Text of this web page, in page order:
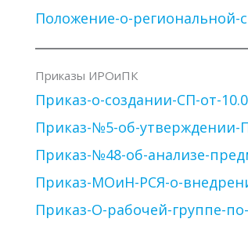
Положение-о-региональной-
Приказы ИРОиПК
Приказ-о-создании-СП-от-
Приказ-№5-об-утверждении-
Приказ-№48-об-анализе-
Приказ-МОиН-РСЯ-о-
Приказ-О-рабочей-группе-